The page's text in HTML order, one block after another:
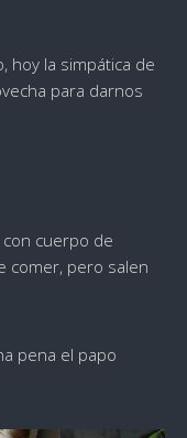
hoy la simpática de
para darnos
con cuerpo de
comer, pero salen
pena el papo